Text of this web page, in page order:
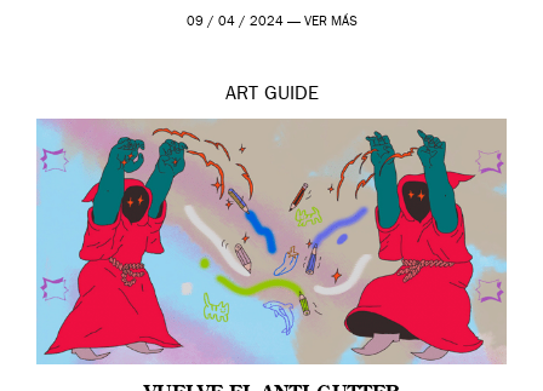
por […]
09 / 04 / 2024 — VER MÁS
ART GUIDE